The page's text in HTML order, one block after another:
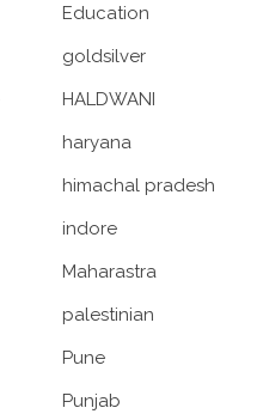
Education
goldsilver
HALDWANI
haryana
himachal pradesh
indore
Maharastra
palestinian
Pune
Punjab